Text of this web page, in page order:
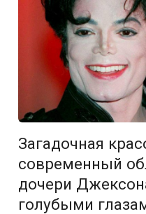
Загадочная
современный
дочери
голубыми